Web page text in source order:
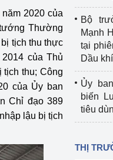
kỹ thuật an toàn lao
quyền quản lý của
2020 của
Thường
tịch thu thực
của Thủ
thu; Công
của Ủy ban
Chỉ đạo 389
lậu bị tịch
Bộ
Mạnh
tại
Dầu
Ủy
biến
tiêu
THỊ